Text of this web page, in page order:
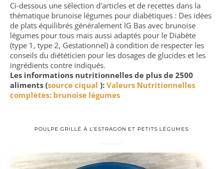
Ci-dessous une sélection d'articles et de recettes dans la
thématique brunoise légumes pour diabétiques : Des idées
de plats équilibrés généralement IG Bas avec brunoise
légumes pour tous mais aussi adaptés pour le Diabète
(type 1, type 2, Gestationnel) à condition de respecter les
conseils du diététicien pour les dosages de glucides et les
ingrédients contre indiqués.
Les informations nutritionnelles de plus de 2500
aliments (source ciqual ): Valeurs Nutritionnelles
complètes: brunoise légumes
POULPE GRILLÉ À L’ESTRAGON ET PETITS LÉGUMES